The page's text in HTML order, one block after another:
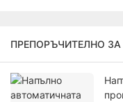
ПРЕПОРЪЧИТЕЛНО ЗА